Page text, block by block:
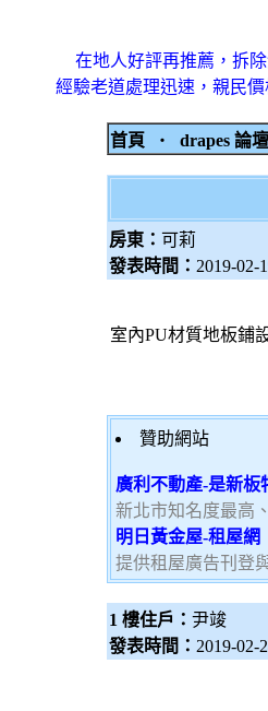
在地人好評再推薦，拆
經驗老道處理迅速，親民價
首頁 ‧ drapes 論壇
房東： 可莉
發表時間： 2019-02-
室內PU材質地板鋪
贊助網站
廣利不動產-是新板
新北市知名度最高
明日黃金屋-租屋網
提供租屋廣告刊登
1 樓住戶： 尹竣
發表時間： 2019-02-